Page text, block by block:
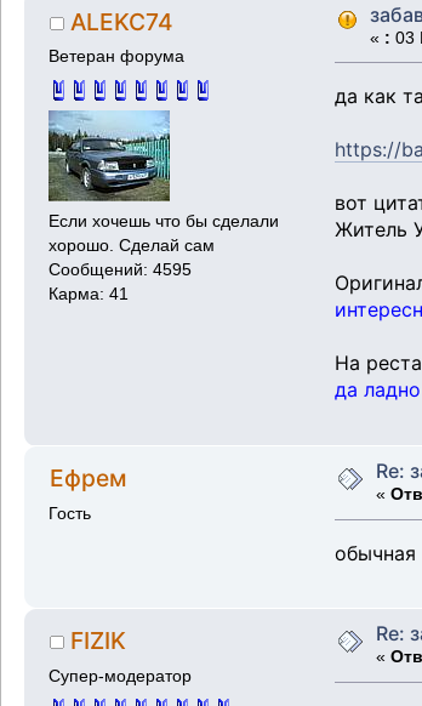
ALEKC74
Ветеран форума
Если хочешь что бы сделали
хорошо. Сделай сам
Сообщений: 4595
Карма: 41
« : 03
да как
https://
вот
Житель
На
да ладно
Ефрем
Гость
Re:
«
обычная
FIZIK
Супер-модератор
Re:
«